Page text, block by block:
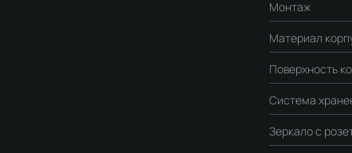
Монтаж
Материал
Поверхность
Система
Зеркало с